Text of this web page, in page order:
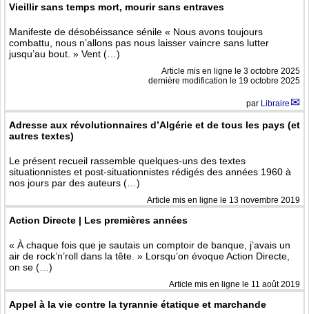
Vieillir sans temps mort, mourir sans entraves
Manifeste de désobéissance sénile « Nous avons toujours
combattu, nous n’allons pas nous laisser vaincre sans lutter
jusqu’au bout. » Vent (…)
Article mis en ligne le 3 octobre 2025
dernière modification le 19 octobre 2025
par Libraire
Adresse aux révolutionnaires d’Algérie et de tous les pays (et
autres textes)
Le présent recueil rassemble quelques-uns des textes
situationnistes et post-situationnistes rédigés des années 1960 à
nos jours par des auteurs (…)
Article mis en ligne le 13 novembre 2019
Action Directe | Les premières années
« À chaque fois que je sautais un comptoir de banque, j’avais un
air de rock’n’roll dans la tête. » Lorsqu’on évoque Action Directe,
on se (…)
Article mis en ligne le 11 août 2019
Appel à la vie contre la tyrannie étatique et marchande